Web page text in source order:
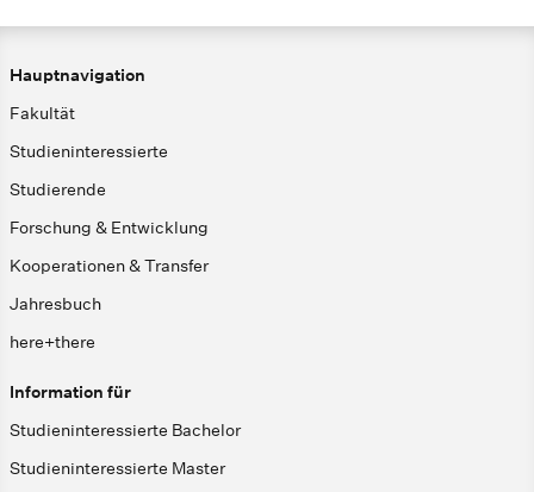
Hauptnavigation
Fakultät
Studieninteressierte
Studierende
Forschung & Entwicklung
Kooperationen & Transfer
Jahresbuch
here+there
Information für
Studieninteressierte Bachelor
Studieninteressierte Master